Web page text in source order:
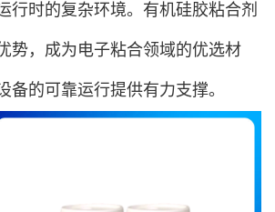
行时的复杂环境。有机硅胶粘合剂
势，成为电子粘合领域的优选材
备的可靠运行提供有力支撑。